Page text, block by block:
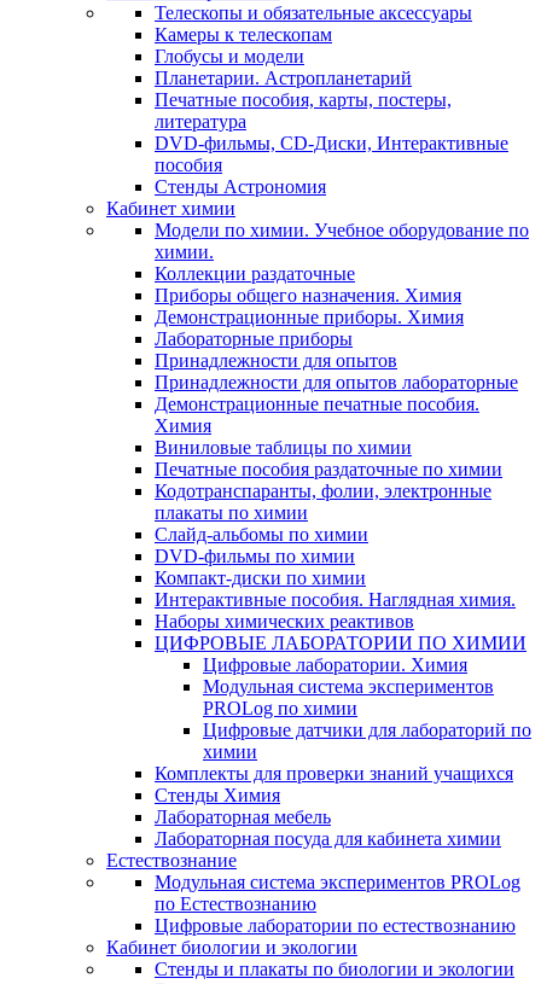
Телескопы и обязательные аксессуары
Камеры к телескопам
Глобусы и модели
Планетарии. Астропланетарий
Печатные пособия, карты, постеры,
литература
DVD-фильмы, CD-Диски, Интерактивные
пособия
Стенды Астрономия
Кабинет химии
Модели по химии. Учебное оборудование по
химии.
Коллекции раздаточные
Приборы общего назначения. Химия
Демонстрационные приборы. Химия
Лабораторные приборы
Принадлежности для опытов
Принадлежности для опытов лабораторные
Демонстрационные печатные пособия.
Химия
Виниловые таблицы по химии
Печатные пособия раздаточные по химии
Кодотранспаранты, фолии, электронные
плакаты по химии
Слайд-альбомы по химии
DVD-фильмы по химии
Компакт-диски по химии
Интерактивные пособия. Наглядная химия.
Наборы химических реактивов
ЦИФРОВЫЕ ЛАБОРАТОРИИ ПО ХИМИИ
Цифровые лаборатории. Химия
Модульная система экспериментов
PROLog по химии
Цифровые датчики для лабораторий по
химии
Комплекты для проверки знаний учащихся
Стенды Химия
Лабораторная мебель
Лабораторная посуда для кабинета химии
Естествознание
Модульная система экспериментов PROLog
по Естествознанию
Цифровые лаборатории по естествознанию
Кабинет биологии и экологии
Стенды и плакаты по биологии и экологии